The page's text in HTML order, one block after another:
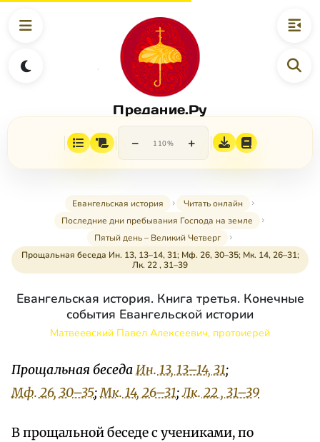
Предание.Ру
− 110% +
Евангельская история
Читать онлайн
Последние дни пребывания Господа на земле
Пятый день – Великий Четверг
Прощальная беседа Ин. 13, 13–14, 31; Мф. 26, 30–35; Мк. 14, 26–31;
Лк. 22 , 31–39
Евангельская история. Книга третья. Конечные
события Евангельской истории
Матвеевский Павел Алексеевич, протоиерей
Прощальная беседаИн. 13, 13–14, 31;
Мф. 26, 30–35;Мк. 14, 26–31;Лк. 22 , 31–39
В прощальной беседе с учениками, по